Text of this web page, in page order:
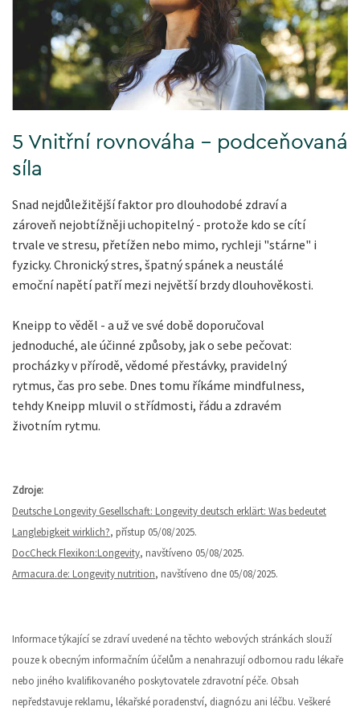
5 Vnitřní rovnováha - podceňovaná
síla
Snad nejdůležitější faktor pro dlouhodobé zdraví a
zároveň nejobtížněji uchopitelný - protože kdo se cítí
trvale ve stresu, přetížen nebo mimo, rychleji "stárne" i
fyzicky. Chronický stres, špatný spánek a neustálé
emoční napětí patří mezi největší brzdy dlouhověkosti.
Kneipp to věděl - a už ve své době doporučoval
jednoduché, ale účinné způsoby, jak o sebe pečovat:
procházky v přírodě, vědomé přestávky, pravidelný
rytmus, čas pro sebe. Dnes tomu říkáme mindfulness,
tehdy Kneipp mluvil o střídmosti, řádu a zdravém
životním rytmu.
Zdroje:
Deutsche Longevity Gesellschaft: Longevity deutsch erklärt: Was bedeutet
Langlebigkeit wirklich?, přístup 05/08/2025.
DocCheck Flexikon:Longevity, navštíveno 05/08/2025.
Armacura.de: Longevity nutrition, navštíveno dne 05/08/2025.
Informace týkající se zdraví uvedené na těchto webových stránkách slouží
pouze k obecným informačním účelům a nenahrazují odbornou radu lékaře
nebo jiného kvalifikovaného poskytovatele zdravotní péče. Obsah
nepředstavuje reklamu, lékařské poradenství, diagnózu ani léčbu. Veškeré